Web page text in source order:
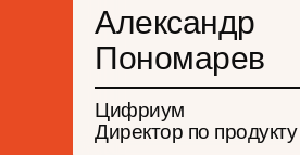
Александр
Пономарев
Цифриум
Директор по продукту